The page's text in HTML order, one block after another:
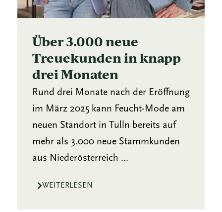
Über 3.000 neue
Treuekunden in knapp
drei Monaten
Rund drei Monate nach der Eröffnung
im März 2025 kann Feucht-Mode am
neuen Standort in Tulln bereits auf
mehr als 3.000 neue Stammkunden
aus Niederösterreich ...
WEITERLESEN